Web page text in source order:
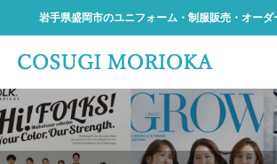
岩手県盛岡市のユニフォーム・制服販売・オー